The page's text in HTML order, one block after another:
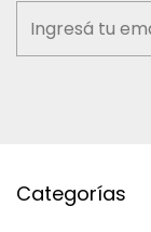
Categorías